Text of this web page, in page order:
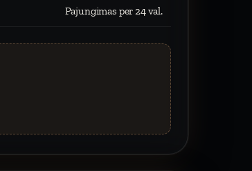
Pajungimas per 24 val.